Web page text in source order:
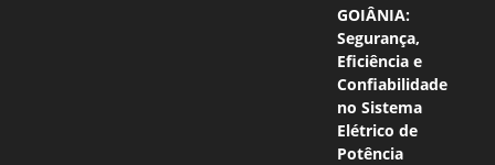
GOIÂNIA:
Segurança,
Eficiência e
Confiabilidade
no Sistema
Elétrico de
Potência